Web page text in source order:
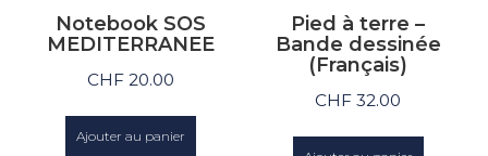
Notebook SOS
MEDITERRANEE
CHF20.00
Ajouter au panier
Pied à terre –
Bande dessinée
(Français)
CHF 32.00